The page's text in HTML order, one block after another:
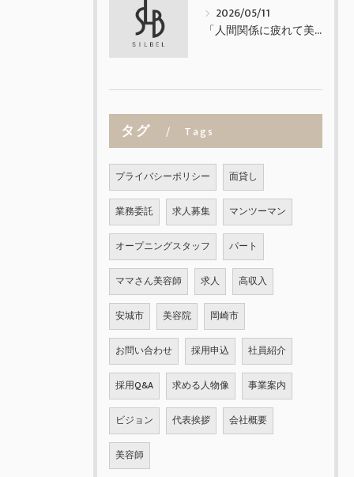
2026/05/11
「人間関係に疲れて美容師を辞めたくなった方へ」
タグ Tags
プライバシーポリシー 面貸し
業務委託 求人募集 マンツーマン
オープニングスタッフ パート
ママさん美容師 求人 高収入
安城市 美容院 岡崎市
お問い合わせ 採用申込 社員紹介
採用Q&A 求める人物像 事業案内
ビジョン 代表挨拶 会社概要
美容師